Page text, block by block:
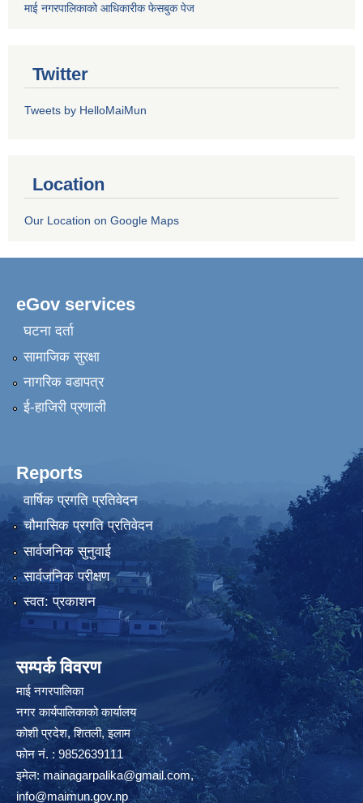
माई नगरपालिकाको आधिकारीक फेसबुक पेज
Twitter
Tweets by HelloMaiMun
Location
Our Location on Google Maps
eGov services
घटना दर्ता
सामाजिक सुरक्षा
नागरिक वडापत्र
ई-हाजिरी प्रणाली
Reports
वार्षिक प्रगति प्रतिवेदन
चौमासिक प्रगति प्रतिवेदन
सार्वजनिक सुनुवाई
सार्वजनिक परीक्षण
स्वत: प्रकाशन
सम्पर्क विवरण
माई नगरपालिका
नगर कार्यपालिकाको कार्यालय
कोशी प्रदेश, शितली, इलाम
फोन नं. : 9852639111
इमेल:mainagarpalika@gmail.com,
info@maimun.gov.np